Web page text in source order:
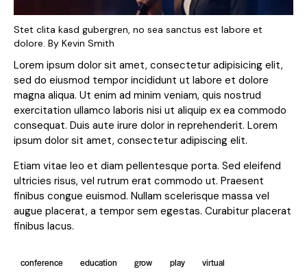
Stet clita kasd gubergren, no sea sanctus est labore et
dolore. By Kevin Smith
Lorem ipsum dolor sit amet, consectetur adipisicing elit,
sed do eiusmod tempor incididunt ut labore et dolore
magna aliqua. Ut enim ad minim veniam, quis nostrud
exercitation ullamco laboris nisi ut aliquip ex ea commodo
consequat. Duis aute irure dolor in reprehenderit. Lorem
ipsum dolor sit amet, consectetur adipiscing elit.
Etiam vitae leo et diam pellentesque porta. Sed eleifend
ultricies risus, vel rutrum erat commodo ut. Praesent
finibus congue euismod. Nullam scelerisque massa vel
augue placerat, a tempor sem egestas. Curabitur placerat
finibus lacus.
conference education grow play virtual